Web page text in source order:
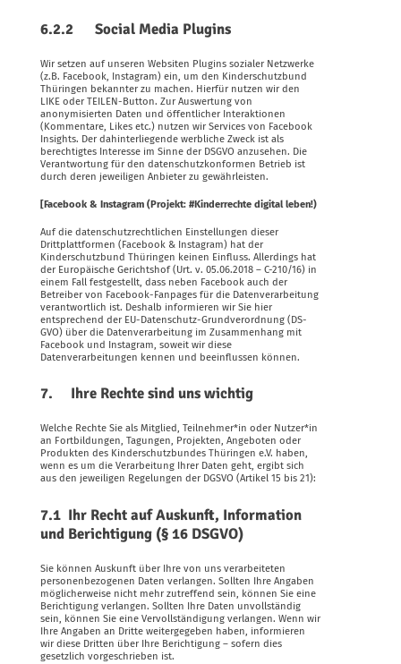
6.2.2 Social Media Plugins
Wir setzen auf unseren Websiten Plugins sozialer Netzwerke
(z.B. Facebook, Instagram) ein, um den Kinderschutzbund
Thüringen bekannter zu machen. Hierfür nutzen wir den
LIKE oder TEILEN-Button. Zur Auswertung von
anonymisierten Daten und öffentlicher Interaktionen
(Kommentare, Likes etc.) nutzen wir Services von Facebook
Insights. Der dahinterliegende werbliche Zweck ist als
berechtigtes Interesse im Sinne der DSGVO anzusehen. Die
Verantwortung für den datenschutzkonformen Betrieb ist
durch deren jeweiligen Anbieter zu gewährleisten.
[Facebook & Instagram (Projekt: #Kinderrechte digital leben!)
Auf die datenschutzrechtlichen Einstellungen dieser
Drittplattformen (Facebook & Instagram) hat der
Kinderschutzbund Thüringen keinen Einfluss. Allerdings hat
der Europäische Gerichtshof (Urt. v. 05.06.2018 – C-210/16) in
einem Fall festgestellt, dass neben Facebook auch der
Betreiber von Facebook-Fanpages für die Datenverarbeitung
verantwortlich ist. Deshalb informieren wir Sie hier
entsprechend der EU-Datenschutz-Grundverordnung (DS-
GVO) über die Datenverarbeitung im Zusammenhang mit
Facebook und Instagram, soweit wir diese
Datenverarbeitungen kennen und beeinflussen können.
7. Ihre Rechte sind uns wichtig
Welche Rechte Sie als Mitglied, Teilnehmer*in oder Nutzer*in
an Fortbildungen, Tagungen, Projekten, Angeboten oder
Produkten des Kinderschutzbundes Thüringen e.V. haben,
wenn es um die Verarbeitung Ihrer Daten geht, ergibt sich
aus den jeweiligen Regelungen der DGSVO (Artikel 15 bis 21):
7.1 Ihr Recht auf Auskunft, Information
und Berichtigung (§ 16 DSGVO)
Sie können Auskunft über Ihre von uns verarbeiteten
personenbezogenen Daten verlangen. Sollten Ihre Angaben
möglicherweise nicht mehr zutreffend sein, können Sie eine
Berichtigung verlangen. Sollten Ihre Daten unvollständig
sein, können Sie eine Vervollständigung verlangen. Wenn wir
Ihre Angaben an Dritte weitergegeben haben, informieren
wir diese Dritten über Ihre Berichtigung – sofern dies
gesetzlich vorgeschrieben ist.